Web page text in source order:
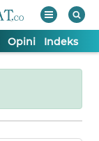
Opini Indeks